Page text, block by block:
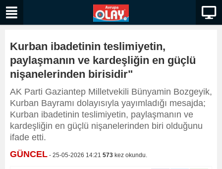
Kurban ibadetinin teslimiyetin,
paylaşmanın ve kardeşliğin en güçlü
nişanelerinden birisidir"
AK Parti Gaziantep Milletvekili Bünyamin Bozgeyik,
Kurban Bayramı dolayısıyla yayımladığı mesajda;
Kurban ibadetinin teslimiyetin, paylaşmanın ve
kardeşliğin en güçlü nişanelerinden biri olduğunu
ifade etti.
GÜNCEL - 25-05-2026 14:21 573 kez okundu.